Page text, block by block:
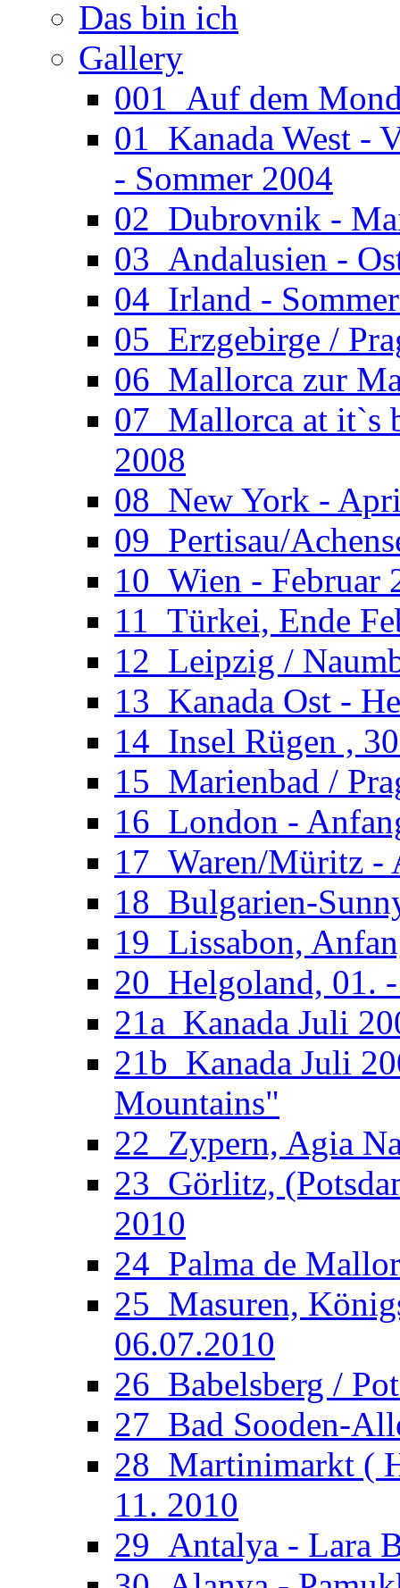
Das bin ich
Gallery
001_Auf dem
01_Kanada West -
- Sommer 2004
02_Dubrovnik -
03_Andalusien -
04_Irland -
05_Erzgebirge /
06_Mallorca zur
07_Mallorca at it`s
2008
08_New York -
09_Pertisau/
10_Wien - Februar
11_Türkei, Ende
12_Leipzig /
13_Kanada Ost -
14_Insel Rügen ,
15_Marienbad /
16_London -
17_Waren/Müritz -
18_Bulgarien-
19_Lissabon,
20_Helgoland, 01.
21a_Kanada Juli
21b_Kanada Juli
Mountains"
22_Zypern, Agia
23_Görlitz,
2010
24_Palma de
25_Masuren,
06.07.2010
26_Babelsberg /
27_Bad Sooden-
28_Martinimarkt (
11. 2010
29_Antalya - Lara